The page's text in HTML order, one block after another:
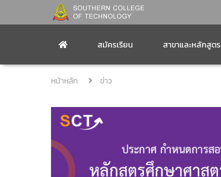
สมัครเรียน สาขาและหลักสูตร
หน้าหลัก ข่าว